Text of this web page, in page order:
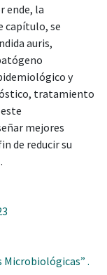
ende, la
capítulo, se
auris,
y
tratamiento
mejores
de reducir su
Microbiológicas” .